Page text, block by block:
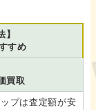
すめ
買取
プは査定額が安